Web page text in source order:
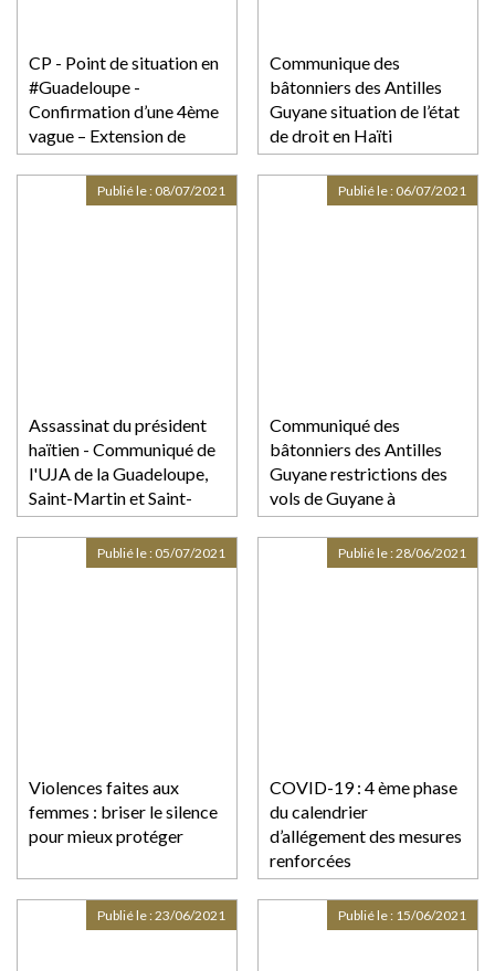
CP - Point de situation en
#Guadeloupe -
Confirmation d’une 4ème
vague – Extension de
l’obligation du port du
masque en extérieur –
Obligation du « pass
Communique des
bâtonniers des Antilles
Guyane situation de l’état
de droit en Haïti
Assassinat du président
haïtien - Communiqué de
l'UJA de la Guadeloupe,
Saint-Martin et Saint-
Barthélemy
Publié le : 08/07/2021
Communiqué des
bâtonniers des Antilles
Guyane restrictions des
vols de Guyane à
destination des Antilles
Publié le : 06/07/2021
Violences faites aux
femmes : briser le silence
pour mieux protéger
Publié le : 05/07/2021
COVID-19 : 4 ème phase
du calendrier
d’allégement des mesures
renforcées
Publié le :28/06/2021
Publié le :23/06/2021 Publié le : 15/06/2021